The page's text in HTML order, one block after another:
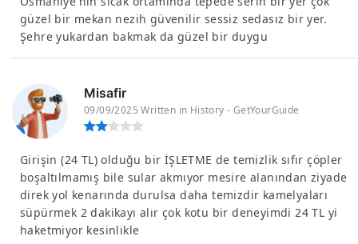
güzel bir mekan nezih güvenilir sessiz sedasız bir yer.
Şehre yukardan bakmak da güzel bir duygu
Misafir
09/09/2025 Written in History - GetYourGuide
Girişin (24 TL) olduğu bir İŞLETME de temizlik sıfır çöpler
boşaltılmamış bile sular akmıyor mesire alanından ziyade
direk yol kenarında durulsa daha temizdir kamelyaları
süpürmek 2 dakikayı alır çok kotu bir deneyimdi 24 TL yi
haketmiyor kesinlikle